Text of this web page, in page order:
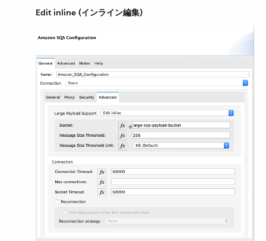
Edit inline (インライン編集)